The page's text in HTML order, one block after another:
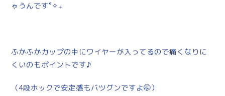
ゃうんです˚✧₊
ふかふかカップの中にワイヤーが入ってるので痛くなりに
くいのもポイントです♪
（4段ホックで安定感もバツグンですよ🤭）